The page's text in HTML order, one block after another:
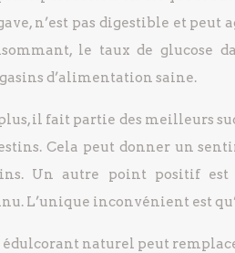
n’est pas digestible et
le taux de glucose
d’alimentation saine.
il fait partie des meilleurs
Cela peut donner un
Un autre point positif est
L’unique inconvénient est
édulcorant naturel peut